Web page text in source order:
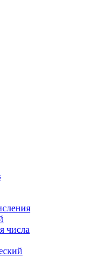
числа